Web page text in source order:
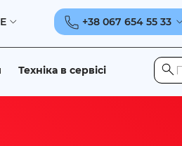
+38 067 654 55 33
Техніка в сервісі